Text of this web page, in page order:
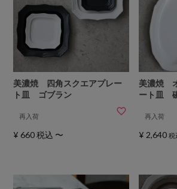
美濃焼 四角スクエアプレー
ト皿 ゴブラン
再入荷
¥ 660 税込 〜
美濃焼
ート皿
再入荷
¥ 2,640 税